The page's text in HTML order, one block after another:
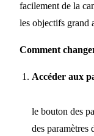
facilement de la
les objectifs grand
Comment
Accéder aux
le bouton des
des paramètres